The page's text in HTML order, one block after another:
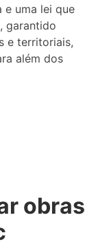
e uma lei que
garantido
e territoriais,
além dos
obras